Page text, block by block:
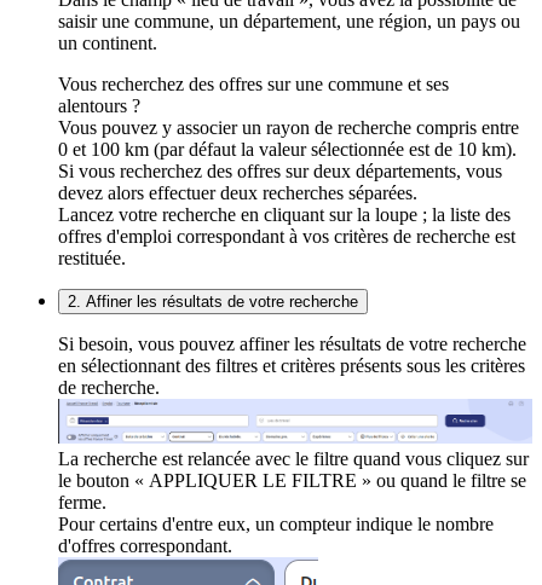
saisir une commune, un département, une région, un pays ou
un continent.
Vous recherchez des offres sur une commune et ses
alentours ?
Vous pouvez y associer un rayon de recherche compris entre
0 et 100 km (par défaut la valeur sélectionnée est de 10 km).
Si vous recherchez des offres sur deux départements, vous
devez alors effectuer deux recherches séparées.
Lancez votre recherche en cliquant sur la loupe ; la liste des
offres d'emploi correspondant à vos critères de recherche est
restituée.
2. Affiner les résultats de votre recherche
Si besoin, vous pouvez affiner les résultats de votre recherche
en sélectionnant des filtres et critères présents sous les critères
de recherche.
La recherche est relancée avec le filtre quand vous cliquez sur
le bouton « APPLIQUER LE FILTRE » ou quand le filtre se
ferme.
Pour certains d'entre eux, un compteur indique le nombre
d'offres correspondant.